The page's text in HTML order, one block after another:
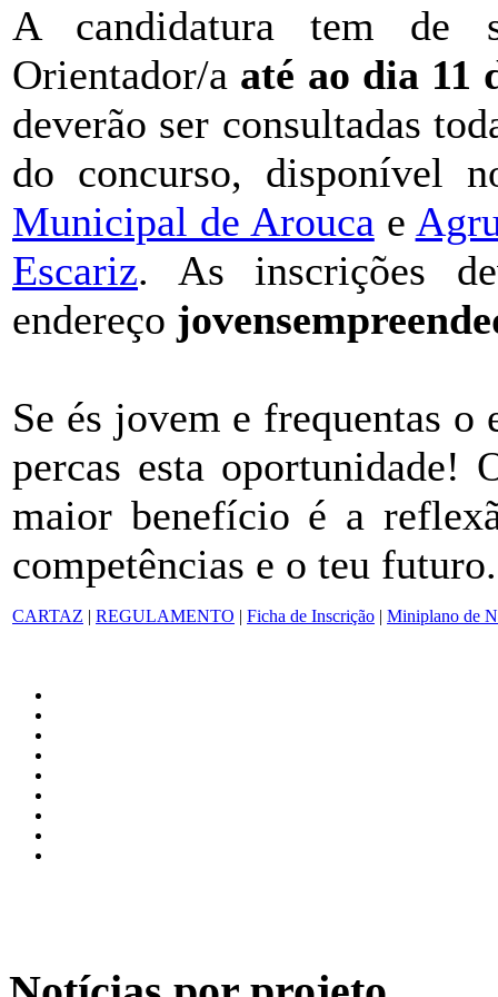
A candidatura tem de
Orientador/a até ao dia 11
deverão ser consultadas
do concurso, disponível
Municipal de Arouca e
Escariz. As inscrições
endereço
Se és jovem e frequentas o
percas esta oportunidade!
maior benefício é a
competências e o teu futuro.
CARTAZ | REGULAMENTO | Ficha de Inscrição | Miniplano de